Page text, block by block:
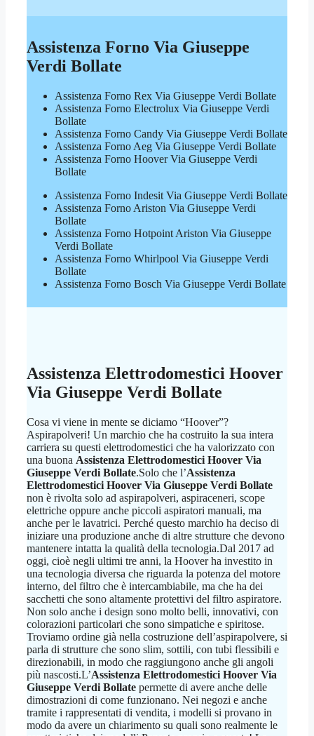
Assistenza Forno Via Giuseppe
Verdi Bollate
Assistenza Forno Rex Via Giuseppe Verdi Bollate
Assistenza Forno Electrolux Via Giuseppe Verdi
Bollate
Assistenza Forno Candy Via Giuseppe Verdi Bollate
Assistenza Forno Aeg Via Giuseppe Verdi Bollate
Assistenza Forno Hoover Via Giuseppe Verdi
Bollate
Assistenza Forno Indesit Via Giuseppe Verdi Bollate
Assistenza Forno Ariston Via Giuseppe Verdi
Bollate
Assistenza Forno Hotpoint Ariston Via Giuseppe
Verdi Bollate
Assistenza Forno Whirlpool Via Giuseppe Verdi
Bollate
Assistenza Forno Bosch Via Giuseppe Verdi Bollate
Assistenza Elettrodomestici Hoover
Via Giuseppe Verdi Bollate
Cosa vi viene in mente se diciamo “Hoover”?
Aspirapolveri! Un marchio che ha costruito la sua intera
carriera su questi elettrodomestici che ha valorizzato con
una buona Assistenza Elettrodomestici Hoover Via
Giuseppe Verdi Bollate.Solo che l’Assistenza
Elettrodomestici Hoover Via Giuseppe Verdi Bollate
non è rivolta solo ad aspirapolveri, aspiraceneri, scope
elettriche oppure anche piccoli aspiratori manuali, ma
anche per le lavatrici. Perché questo marchio ha deciso di
iniziare una produzione anche di altre strutture che devono
mantenere intatta la qualità della tecnologia.Dal 2017 ad
oggi, cioè negli ultimi tre anni, la Hoover ha investito in
una tecnologia diversa che riguarda la potenza del motore
interno, del filtro che è intercambiabile, ma che ha dei
sacchetti che sono altamente protettivi del filtro aspiratore.
Non solo anche i design sono molto belli, innovativi, con
colorazioni particolari che sono simpatiche e spiritose.
Troviamo ordine già nella costruzione dell’aspirapolvere, si
parla di strutture che sono slim, sottili, con tubi flessibili e
direzionabili, in modo che raggiungono anche gli angoli
più nascosti.L’Assistenza Elettrodomestici Hoover Via
Giuseppe Verdi Bollate permette di avere anche delle
dimostrazioni di come funzionano. Nei negozi e anche
tramite i rappresentati di vendita, i modelli si provano in
modo da avere un chiarimento su quali sono realmente le